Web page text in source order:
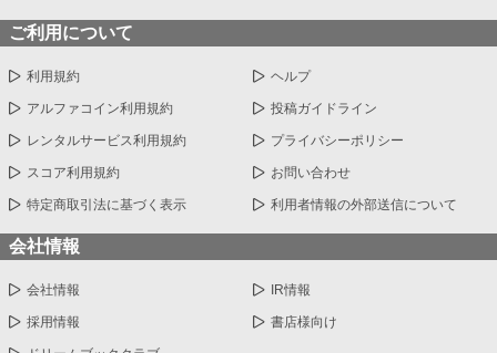
ご利用について
利用規約 ヘルプ
アルファコイン利用規約 投稿ガイドライン
レンタルサービス利用規約 プライバシーポリシー
スコア利用規約 お問い合わせ
特定商取引法に基づく表示 利用者情報の外部送信について
会社情報
会社情報 IR情報
採用情報 書店様向け